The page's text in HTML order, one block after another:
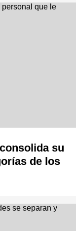
su
de los